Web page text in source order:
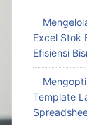
Excel Stok
Efisiensi
Template